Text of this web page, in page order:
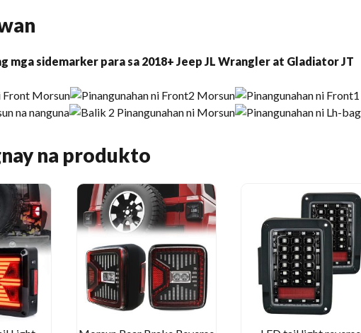
mga sidemarker para sa 2018+ Jeep JL Wrangler at Gladiator JT
na produkto